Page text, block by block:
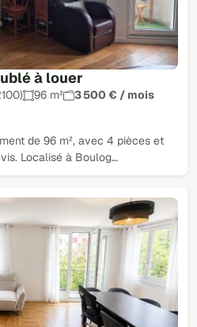
à louer
96 m²
3 500 € / mois
de 96 m², avec 4 pièces et
Localisé à Boulog…